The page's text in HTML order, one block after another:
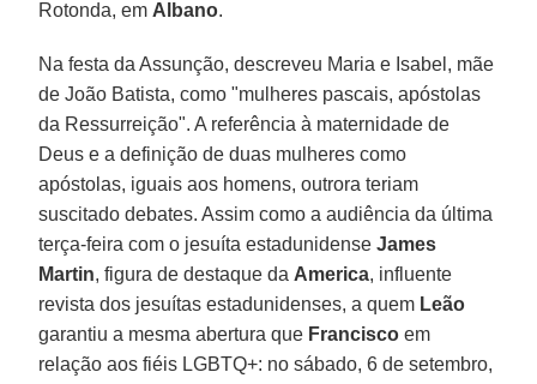
Rotonda, em Albano.
Na festa da Assunção, descreveu Maria e Isabel, mãe
de João Batista, como "mulheres pascais, apóstolas
da Ressurreição". A referência à maternidade de
Deus e a definição de duas mulheres como
apóstolas, iguais aos homens, outrora teriam
suscitado debates. Assim como a audiência da última
terça-feira com o jesuíta estadunidenseJames
Martin, figura de destaque da America, influente
revista dos jesuítas estadunidenses, a quem Leão
garantiu a mesma abertura que Francisco em
relação aos fiéis LGBTQ+: no sábado, 6 de setembro,